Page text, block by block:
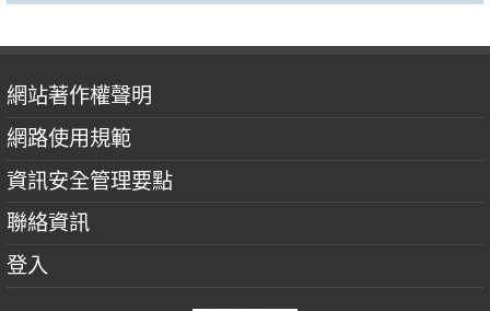
網站著作權聲明
網路使用規範
資訊安全管理要點
聯絡資訊
登入